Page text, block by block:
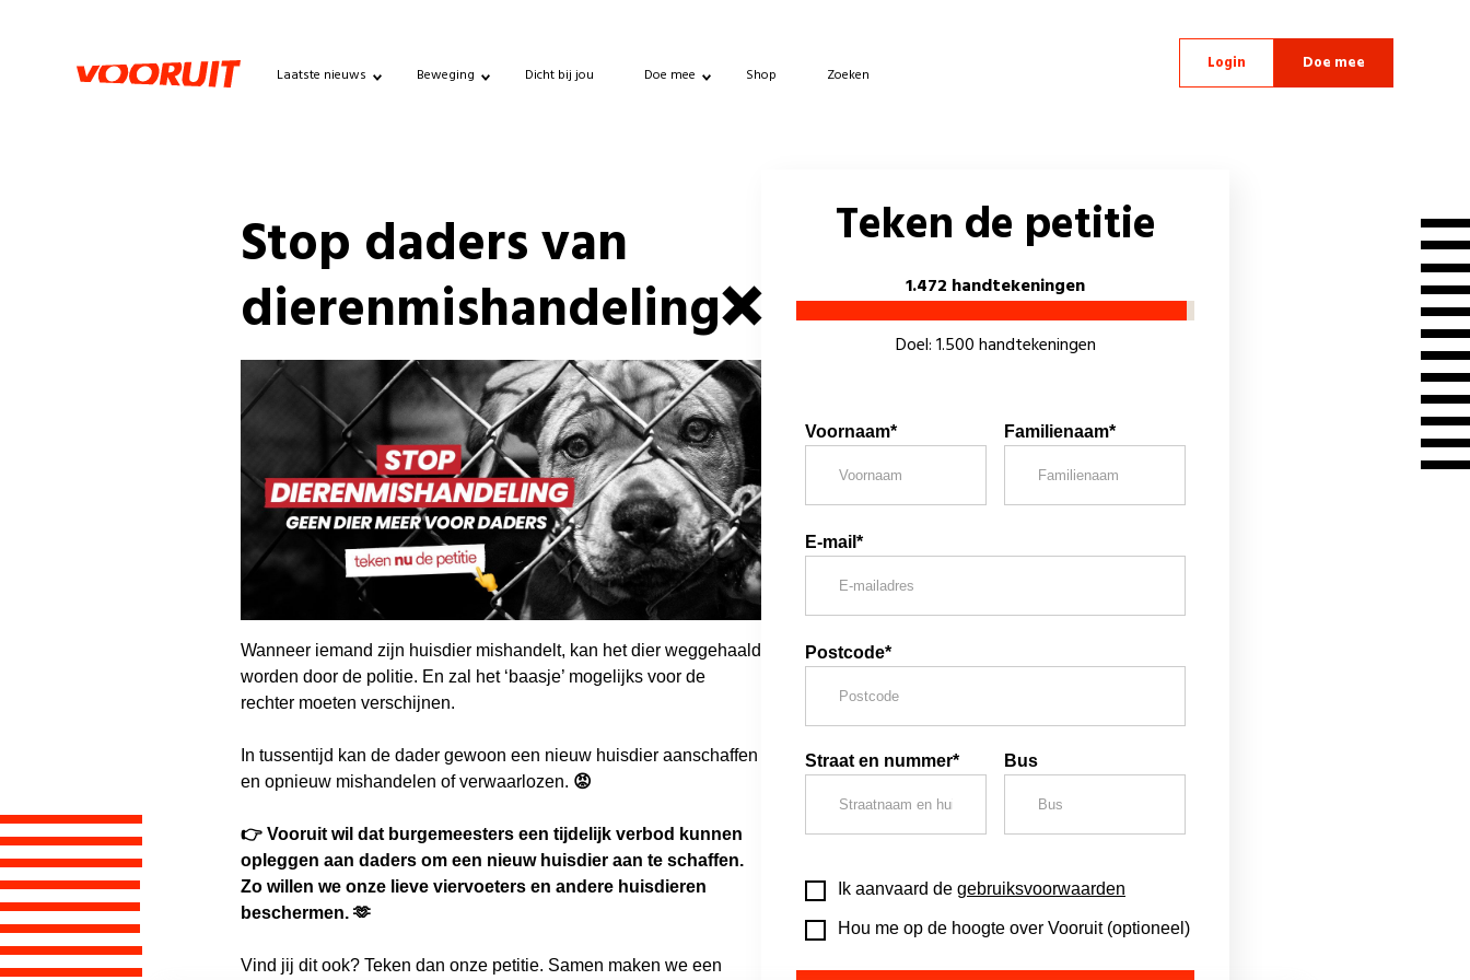
Laatste nieuws Beweging Dicht bij jou Doe mee Shop Zoeken
Login Doe mee
Stop daders van
dierenmishandeling❌
Wanneer iemand zijn huisdier mishandelt, kan het dier weggehaald
worden door de politie. En zal het ‘baasje’ mogelijks voor de
rechter moeten verschijnen.
In tussentijd kan de dader gewoon een nieuw huisdier aanschaffen
en opnieuw mishandelen of verwaarlozen. 😡
👉 Vooruit wil dat burgemeesters een tijdelijk verbod kunnen
opleggen aan daders om een nieuw huisdier aan te schaffen.
Zo willen we onze lieve viervoeters en andere huisdieren
beschermen. 🫶
Vind jij dit ook? Teken dan onze petitie. Samen maken we een
Teken de petitie
1.472 handtekeningen
Doel: 1.500 handtekeningen
Voornaam* Familienaam*
E-mail*
Postcode*
Straat en nummer* Bus
Ik aanvaard de gebruiksvoorwaarden
Hou me op de hoogte over Vooruit (optioneel)